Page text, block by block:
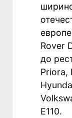
Rover
до
Priora,
E110.